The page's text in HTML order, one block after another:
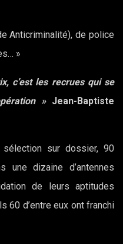
Anticriminalité), de police
»
c’est les recrues qui se
» Jean-Baptiste
sélection sur dossier, 90
une dizaine d’antennes
de leurs aptitudes
60 d’entre eux ont franchi